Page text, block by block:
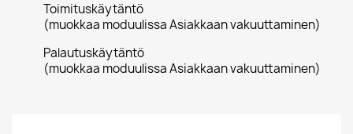
Toimituskäytäntö
(muokkaa moduulissa Asiakkaan vakuuttaminen)
Palautuskäytäntö
(muokkaa moduulissa Asiakkaan vakuuttaminen)